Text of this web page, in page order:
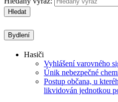
Hledat
Bydlení
Hasiči
Vyhlášení varovného
Únik nebezpečné
Postup občana, u
likvidován jednotkou